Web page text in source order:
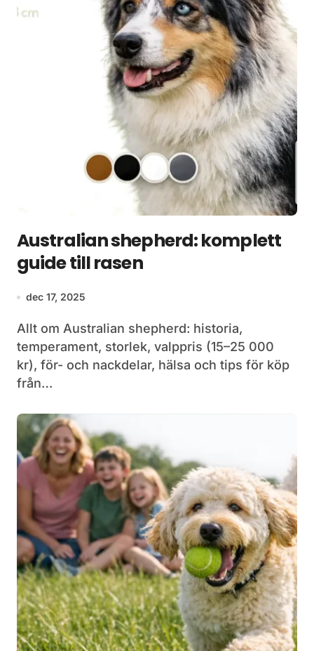
Australian shepherd: komplett
guide till rasen
dec 17, 2025
Allt om Australian shepherd: historia,
temperament, storlek, valppris (15–25 000
kr), för- och nackdelar, hälsa och tips för köp
från…